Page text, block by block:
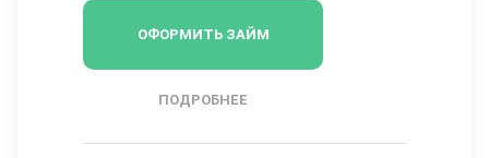
ОФОРМИТЬ ЗАЙМ
ПОДРОБНЕЕ